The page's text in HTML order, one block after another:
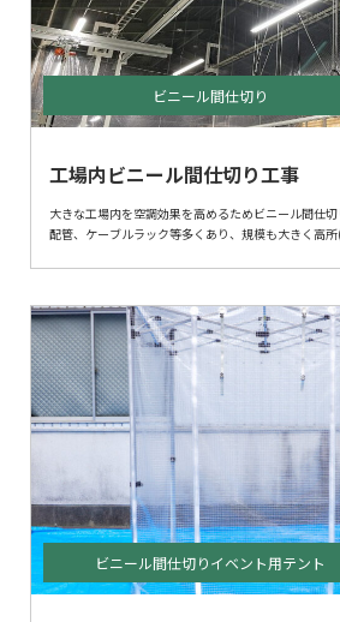
工場内ビニール間仕切り工事
大きな工場内を空調効果を高めるためビニール間仕切
配管、ケーブルラック等多くあり、規模も大きく高
ビニール間仕切設置工事は当社オオハシテントの得
ビニール間仕切り
ビニール間仕切りイベント用テント